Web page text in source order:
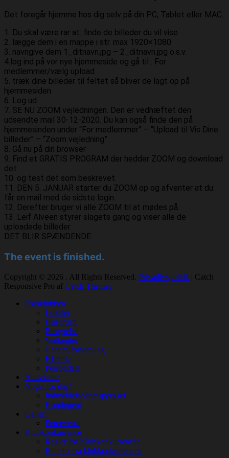
Det foregår hjemme hos dig selv på din PC, Tablet eller MAC.
1. Du skal være rar at: finde de billeder du vil vise
2. lægge dem i en mappe i str. max 1920×1080
3. navngive dem 1_ditnavn.jpg – 2_ditnavn.jpg o.s.v.
4.log ind på vor nye hjemmeside og gå til : For
medlemmer/vælg upload
5. træk dine billeder til feltet så bliver de lagt op på
hjemmesiden.
6. Log ud.
7. SE NU ZOOM vejledningen. Den er vedhæftet den
udsendte mail 30-12-2020. Du kan også finde den på
hjemmesinden under “For medlemmer” – “Upload til Vis Dine
billeder” – “Zoom vejledning”.
8. Gå nu på din browser
9. Find et GRATIS PROGRAM der hedder ZOOM og download
det
10. og test det som beskrevet.
11. DEN 5. JANUAR starter du ZOOM op og afventer at du
får en mail med de sidste login.
12. Derefter bruger vi alle ZOOM til at mødes på.
13. Leif Alveen styrer slagets gang og viser alle de
uploadede billeder.
DET BLIR SPÆNDENDE.
The event is finished.
Copyright © 2026 . All Rights Reserved. Privatlivspolitik | Catch
Responsive Pro af Catch Themes
Fotoklubben
Lokaler
Husorden
Bestyrelse
Vedtægter
Generalforsamling
Historie
Persondata
Aktiviteter
Noget for dig?
Indmeldelse/forespørgsel
Kontingent
Galleri
Fotoevents
Klubkonkurrence
Regler for Klubkonkurrencen
Billeder fra klubkonkurrencen